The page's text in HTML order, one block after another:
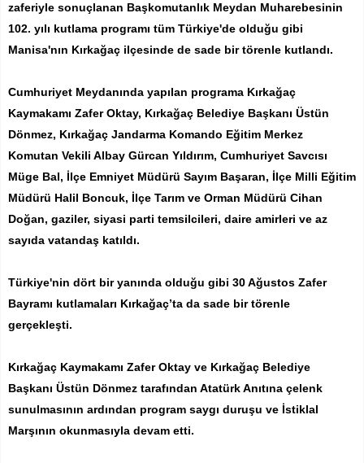
zaferiyle sonuçlanan Başkomutanlık Meydan Muharebesinin
102. yılı kutlama programı tüm Türkiye'de olduğu gibi
Manisa'nın Kırkağaç ilçesinde de sade bir törenle kutlandı.
Cumhuriyet Meydanında yapılan programa Kırkağaç
Kaymakamı Zafer Oktay, Kırkağaç Belediye Başkanı Üstün
Dönmez, Kırkağaç Jandarma Komando Eğitim Merkez
Komutan Vekili Albay Gürcan Yıldırım, Cumhuriyet Savcısı
Müge Bal, İlçe Emniyet Müdürü Sayım Başaran, İlçe Milli Eğitim
Müdürü Halil Boncuk, İlçe Tarım ve Orman Müdürü Cihan
Doğan, gaziler, siyasi parti temsilcileri, daire amirleri ve az
sayıda vatandaş katıldı.
Türkiye'nin dört bir yanında olduğu gibi 30 Ağustos Zafer
Bayramı kutlamaları Kırkağaç’ta da sade bir törenle
gerçekleşti.
Kırkağaç Kaymakamı Zafer Oktay ve Kırkağaç Belediye
Başkanı Üstün Dönmez tarafından Atatürk Anıtına çelenk
sunulmasının ardından program saygı duruşu ve İstiklal
Marşının okunmasıyla devam etti.